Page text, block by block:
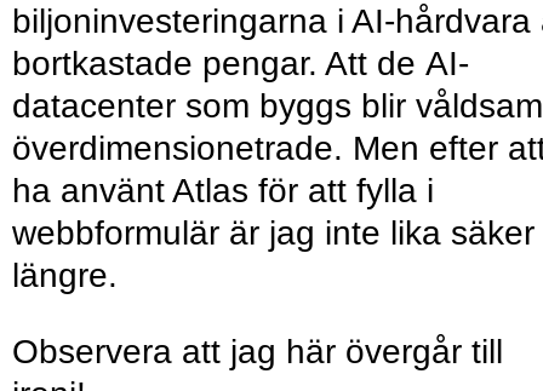
biljoninvesteringarna i AI-hårdvara
bortkastade pengar. Att de AI-
datacenter som byggs blir
överdimensionetrade. Men efter
ha använt Atlas för att fylla i
webbformulär är jag inte lika säker
längre.
Observera att jag här övergår till